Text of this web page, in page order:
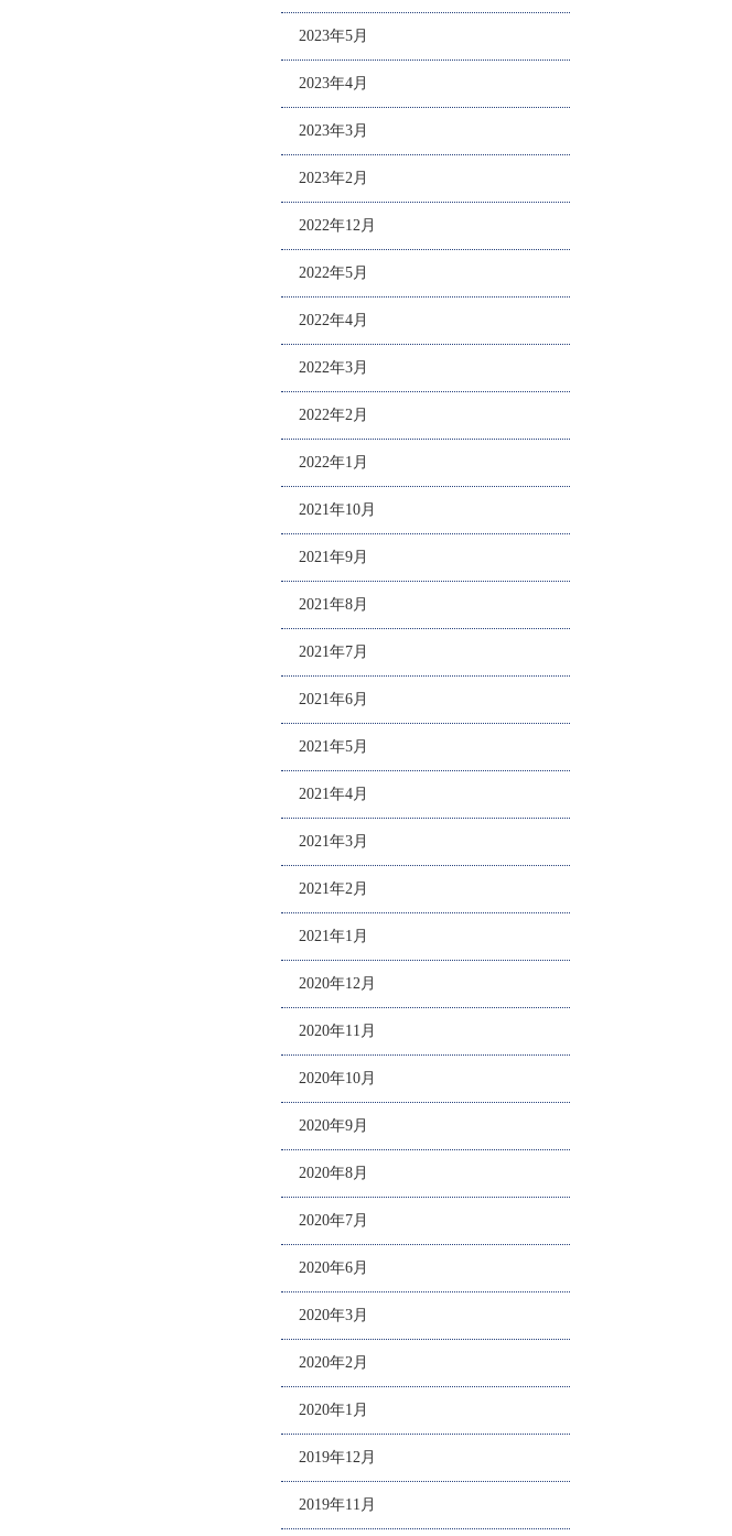
2023年5月
2023年4月
2023年3月
2023年2月
2022年12月
2022年5月
2022年4月
2022年3月
2022年2月
2022年1月
2021年10月
2021年9月
2021年8月
2021年7月
2021年6月
2021年5月
2021年4月
2021年3月
2021年2月
2021年1月
2020年12月
2020年11月
2020年10月
2020年9月
2020年8月
2020年7月
2020年6月
2020年3月
2020年2月
2020年1月
2019年12月
2019年11月